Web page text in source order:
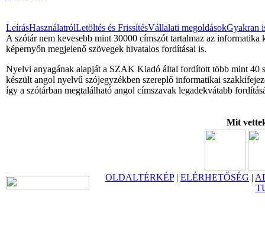
LeírásHasználatrólLetöltés és FrissítésVállalati megoldásokGyakran
A szótár nem kevesebb mint 30000 címszót tartalmaz az
képernyőn megjelenő szövegek hivatalos fordításai is.
Nyelvi anyagának alapját a SZAK Kiadó által fordított több mint 40
készült angol nyelvű szójegyzékben szereplő informatikai
így a szótárban megtalálható angol címszavak legadekvátabb
Mit
OLDALTÉRKÉP| ELÉRHETŐSÉG |